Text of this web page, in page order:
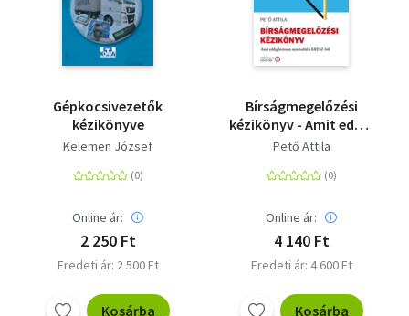
Gépkocsivezetők
kézikönyve
Kelemen József
Online ár:
2 250 Ft
Eredeti ár: 2 500 Ft
Kosárba
Bírságmegelőzési
kézikönyv - Amit eddig
biztosan nem tudtál a
Pető Attila
Online ár:
4 140 Ft
Eredeti ár: 4 600 Ft
Kosárba